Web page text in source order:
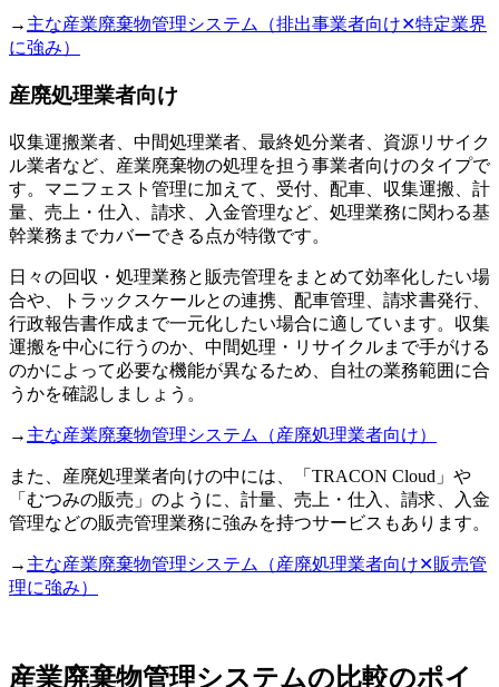
→ 主な産業廃棄物管理システム（排出事業者向け✕特定業界
に強み）
産廃処理業者向け
収集運搬業者、中間処理業者、最終処分業者、資源リサイク
ル業者など、産業廃棄物の処理を担う事業者向けのタイプで
す。マニフェスト管理に加えて、受付、配車、収集運搬、計
量、売上・仕入、請求、入金管理など、処理業務に関わる基
幹業務までカバーできる点が特徴です。
日々の回収・処理業務と販売管理をまとめて効率化したい場
合や、トラックスケールとの連携、配車管理、請求書発行、
行政報告書作成まで一元化したい場合に適しています。収集
運搬を中心に行うのか、中間処理・リサイクルまで手がける
のかによって必要な機能が異なるため、自社の業務範囲に合
うかを確認しましょう。
→ 主な産業廃棄物管理システム（産廃処理業者向け）
また、産廃処理業者向けの中には、「TRACON Cloud」や
「むつみの販売」のように、計量、売上・仕入、請求、入金
管理などの販売管理業務に強みを持つサービスもあります。
→ 主な産業廃棄物管理システム（産廃処理業者向け✕販売管
理に強み）
産業廃棄物管理システムの比較のポイ